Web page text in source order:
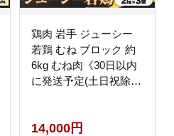
鶏肉 岩手 ジューシー
若鶏 むね ブロック 約
6kg むね肉《30日以内
に発送予定(土日祝除
14,000円